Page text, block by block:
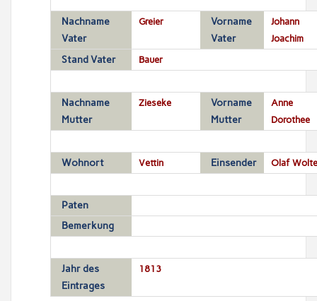
Nachname
Vater
Greier
Vorname
Vater
Johann
Joachim
Stand Vater Bauer
Nachname
Mutter
Zieseke
Vorname
Mutter
Anne
Dorothee
Wohnort Vettin Einsender Olaf
Paten
Bemerkung
Jahr des
Eintrages
1813